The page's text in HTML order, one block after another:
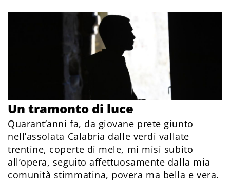
Un tramonto di luce
Quarant’anni fa, da giovane prete giunto
nell’assolata Calabria dalle verdi vallate
trentine, coperte di mele, mi misi subito
all’opera, seguito affettuosamente dalla mia
comunità stimmatina, povera ma bella e vera.